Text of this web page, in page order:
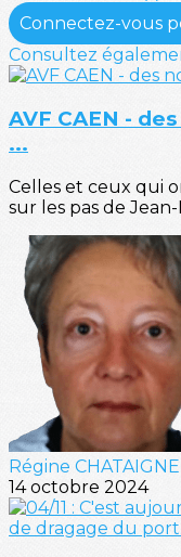
Connectez-vous
Consultez
AVF CAEN -
...
Celles et ceux qui
sur les pas de
Régine
14 octobre 2024